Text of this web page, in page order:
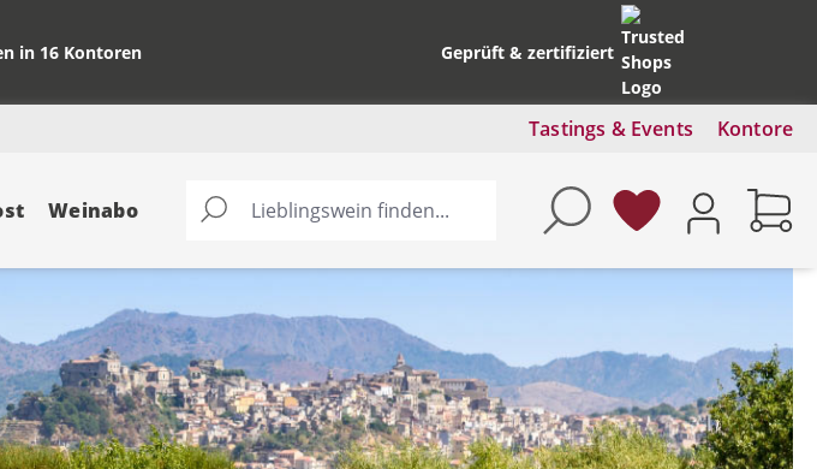
in 16 Kontoren Geprüft & zertifiziert
Tastings & Events Kontore
Weinabo